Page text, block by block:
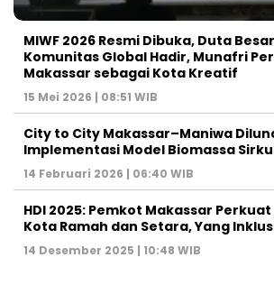
MIWF 2026 Resmi Dibuka, Duta
Komunitas Global Hadir, Munafri
Makassar sebagai Kota Kreatif
15 Mei 2026 | 08:51 WIB
City to City Makassar–Maniwa
Implementasi Model Biomassa
14 Februari 2026 | 06:40 WIB
HDI 2025: Pemkot Makassar
Kota Ramah dan Setara, Yang
14 Desember 2025 | 10:48 WIB